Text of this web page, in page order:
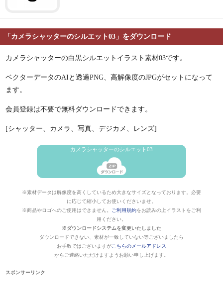
「カメラシャッターのシルエット03」をダウンロード
カメラシャッターの白黒シルエットイラスト素材03です。
ベクターデータのAIと透過PNG、高解像度のJPGがセットになって
ます。
会員登録は不要で無料ダウンロードできます。
[シャッター、カメラ、写真、デジカメ、レンズ]
カメラシャッターのシルエット03
※素材データは解像度を高くしているため大きなサイズとなっております。必要
に応じて縮小してお使いくださいませ。
※商品やロゴへのご使用はできません。
ご利用規約をお読みの上イラストをご利
用ください。
※ダウンロードシステムを変更いたしました
ダウンロードできない、素材が一致していない等ございましたら
お手数ではございますがこちらのメールアドレス
からご連絡いただけますようお願い申し上げます。
スポンサーリンク